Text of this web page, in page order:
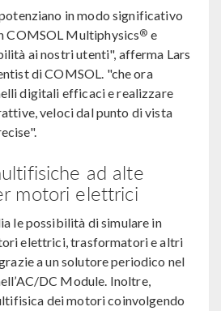
in modo significativo
COMSOL Multiphysics® e
ai nostri utenti", afferma Lars
di COMSOL. "che ora
digitali efficaci e realizzare
veloci dal punto di vista
ad alte
motori elettrici
le possibilità di simulare in
elettrici, trasformatori e altri
a un solutore periodico nel
DC Module. Inoltre,
dei motori coinvolgendo